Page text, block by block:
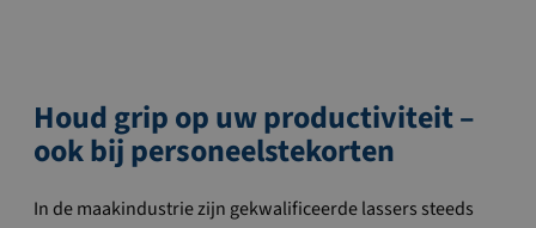
Houd grip op uw productiviteit –
ook bij personeelstekorten
In de maakindustrie zijn gekwalificeerde lassers steeds